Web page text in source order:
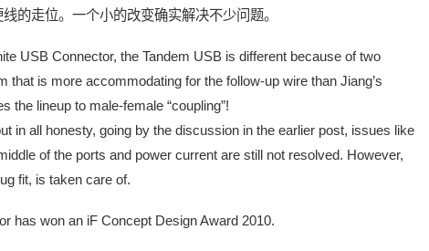
的走位。一个小的改变确实解决不少问题。
USB Connector, the Tandem USB is different because of two
that is more accommodating for the follow-up wire than Jiang’s
the lineup to male-female “coupling”!
in all honesty, going by the discussion in the earlier post, issues like
of the ports and power current are still not resolved. However,
fit, is taken care of.
has won an iF Concept Design Award 2010.